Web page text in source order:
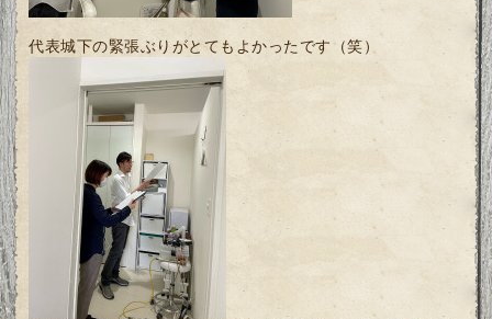
代表城下の緊張ぶりがとてもよかったです（笑）